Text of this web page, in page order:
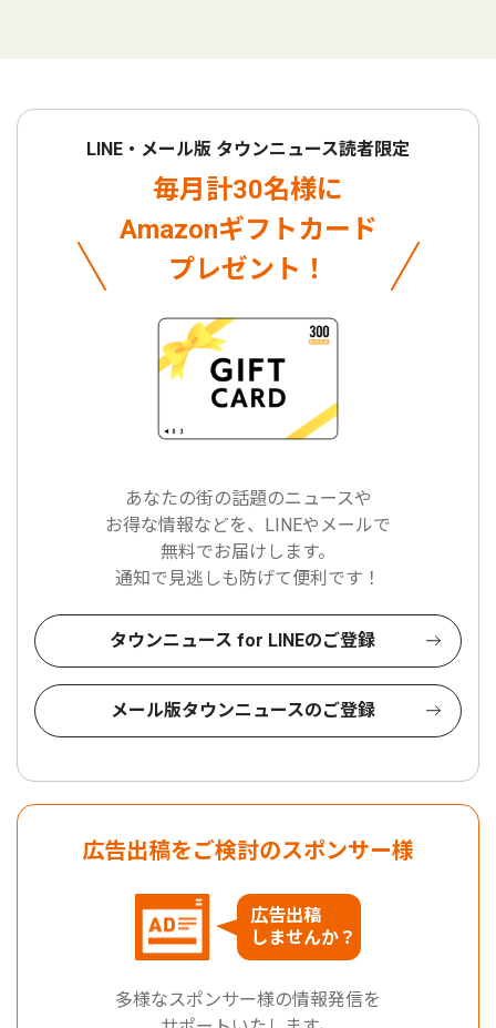
LINE・メール版 タウンニュース読者限定
毎月計30名様に
Amazonギフトカード
プレゼント！
あなたの街の話題のニュースや
お得な情報などを、LINEやメールで
無料でお届けします。
通知で見逃しも防げて便利です！
タウンニュース for LINEのご登録
メール版タウンニュースのご登録
広告出稿をご検討のスポンサー様
広告出稿
しませんか？
多様なスポンサー様の情報発信を